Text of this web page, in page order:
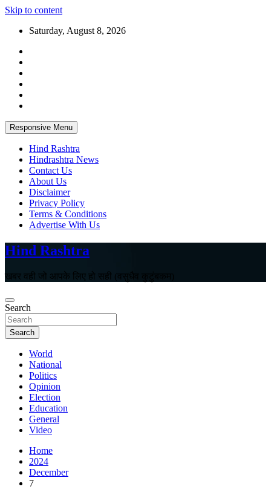
Skip to content
Saturday, August 8, 2026
Responsive Menu
Hind Rashtra
Hindrashtra News
Contact Us
About Us
Disclaimer
Privacy Policy
Terms & Conditions
Advertise With Us
Hind Rashtra
खबर वही जो आपके लिए हो सही (वसुधैव कुटुंबकम)
Search
Search
World
National
Politics
Opinion
Election
Education
General
Video
Home
2024
December
7